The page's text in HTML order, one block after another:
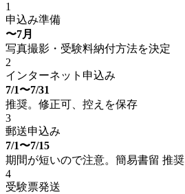
1
申込み準備
〜7月
写真撮影・受験料納付方法を決定
2
インターネット申込み
7/1〜7/31
推奨。修正可、控えを保存
3
郵送申込み
7/1〜7/15
期間が短いので注意。簡易書留 推奨
4
受験票発送